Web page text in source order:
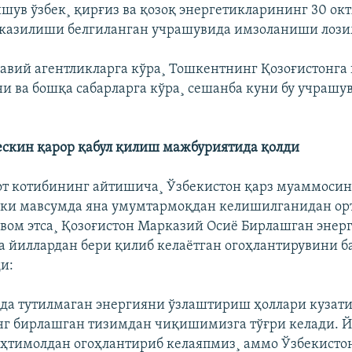
ўзбек¸ қирғиз ва қозоқ энергетикларининг 30
белгиланган учрашувида имзоланиши
агентликларга кўра¸ Тошкентнинг
ва бошқа сабарларга кўра¸ сешанба куни бу
қарор қабул қилиш мажбуриятида қолди
котибининг айтишича¸ Ўзбекистон қарз
мавсумда яна умумтармоқдан келишилганидан
этса¸ Қозоғистон Марказий Осиë Бирлашган
бери қилиб келаëтган огоҳлантирувини
тутилмаган энергияни ўзлаштириш ҳоллари
бирлашган тизимдан чиқишимизга тўғри келади.
огоҳлантириб келаяпмиз¸ аммо